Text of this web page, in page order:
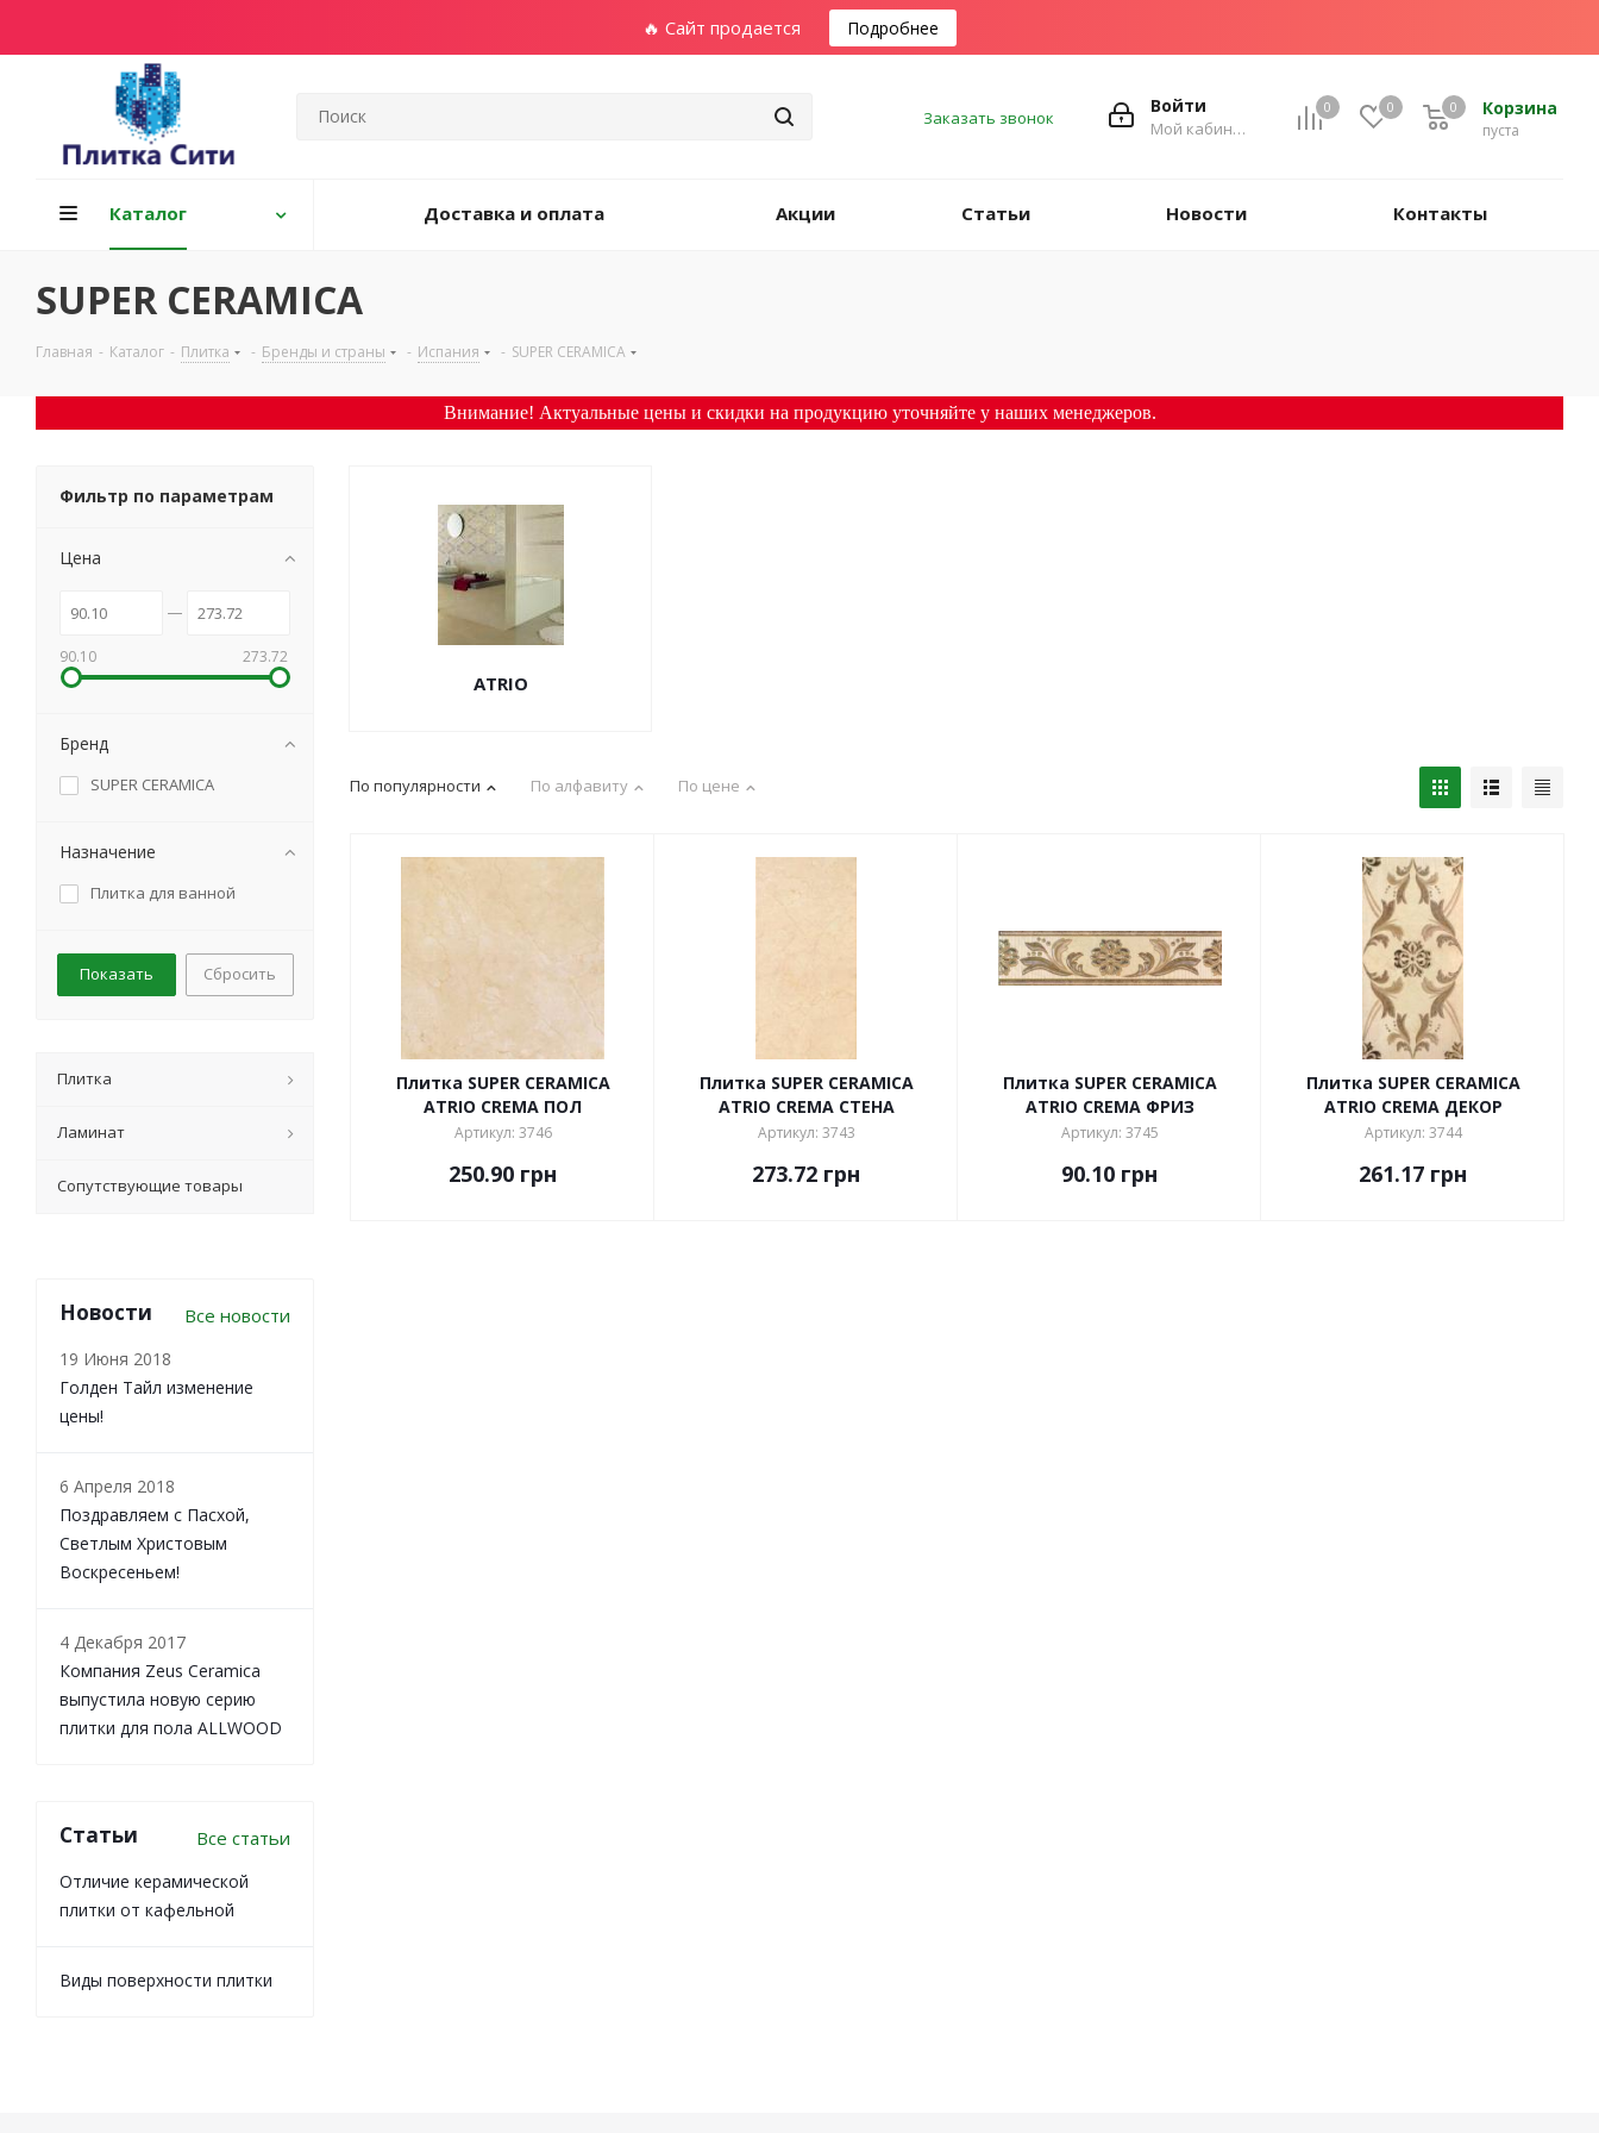
🔥 Сайт продается Подробнее
0 0 Корзина
пуста
0
Войти
Мой кабинет
Заказать звонок
Каталог Доставка и оплата Акции Статьи Новости Контакты
SUPER CERAMICA
Главная - Каталог - Плитка - Бренды и страны - Испания - SUPER CERAMICA
Внимание! Актуальные цены и скидки на продукцию уточняйте у наших менеджеров.
ATRIO
По популярности По алфавиту По цене
Плитка SUPER CERAMICA
ATRIO CREMA ПОЛ
Артикул: 3746
250.90 грн
Плитка SUPER CERAMICA
ATRIO CREMA СТЕНА
Артикул: 3743
273.72 грн
Плитка SUPER CERAMICA
ATRIO CREMA ФРИЗ
Артикул: 3745
90.10 грн
Плитка SUPER CERAMICA
ATRIO CREMA ДЕКОР
Артикул: 3744
261.17 грн
Фильтр по параметрам
Цена
90.10 273.72
Бренд
SUPER CERAMICA
Назначение
Плитка для ванной
Сбросить
Плитка
Ламинат
Сопутствующие товары
Новости Все новости
19 Июня 2018
Голден Тайл изменение
цены!
6 Апреля 2018
Поздравляем с Пасхой,
Светлым Христовым
Воскресеньем!
4 Декабря 2017
Компания Zeus Ceramica
выпустила новую серию
плитки для пола ALLWOOD
Статьи Все статьи
Отличие керамической
плитки от кафельной
Виды поверхности плитки